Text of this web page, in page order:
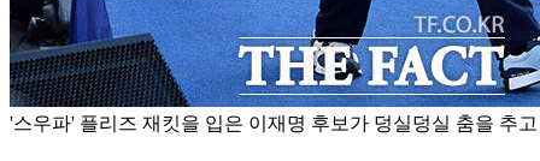
'스우파' 플리즈 재킷을 입은 이재명 후보가 덩실덩실 춤을 추